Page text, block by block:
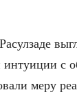
интуиции с
меру